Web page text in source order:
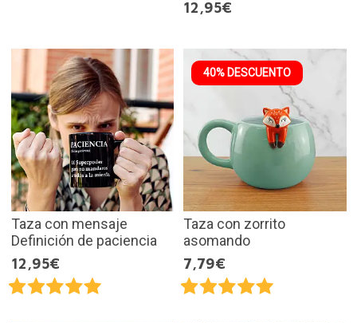
12,95€
Taza con mensaje
Definición de paciencia
12,95€
40% DESCUENTO
Taza con zorrito
asomando
7,79€